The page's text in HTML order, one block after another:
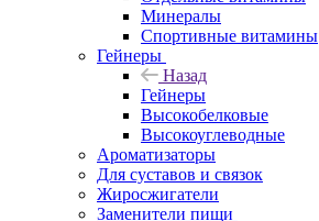
Минералы
Спортивные витамины
Гейнеры
Назад
Гейнеры
Высокобелковые
Высокоуглеводные
Ароматизаторы
Для суставов и связок
Жиросжигатели
Заменители пищи